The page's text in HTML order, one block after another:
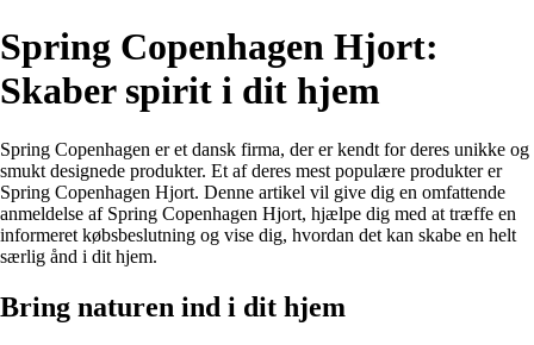
Spring Copenhagen Hjort:
Skaber spirit i dit hjem
Spring Copenhagen er et dansk firma, der er kendt for deres unikke og
smukt designede produkter. Et af deres mest populære produkter er
Spring Copenhagen Hjort. Denne artikel vil give dig en omfattende
anmeldelse af Spring Copenhagen Hjort, hjælpe dig med at træffe en
informeret købsbeslutning og vise dig, hvordan det kan skabe en helt
særlig ånd i dit hjem.
Bring naturen ind i dit hjem